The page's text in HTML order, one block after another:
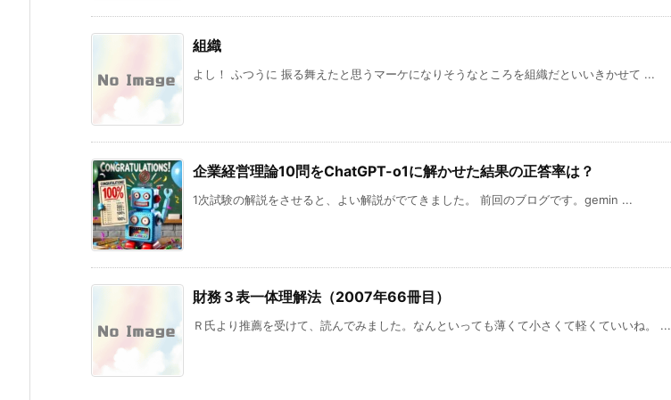
組織
よし！ ふつうに 振る舞えたと思うマーケになりそうなところを組織だといいきかせて ...
企業経営理論10問をChatGPT-o1に解かせた結果の正答率は？
1次試験の解説をさせると、よい解説がでてきました。 前回のブログです。gemin ...
財務３表一体理解法（2007年66冊目）
Ｒ氏より推薦を受けて、読んでみました。なんといっても薄くて小さくて軽くていいね。 ...